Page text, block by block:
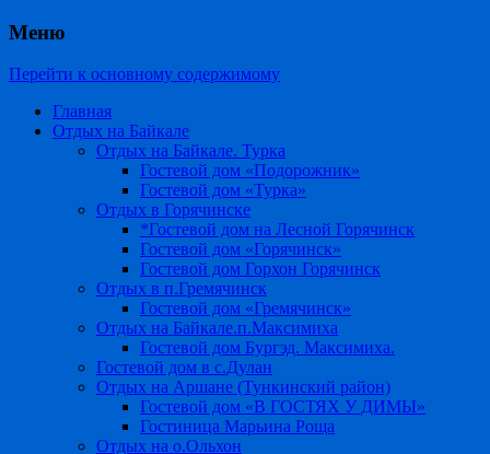
Меню
Перейти к основному содержимому
Главная
Отдых на Байкале
Отдых на Байкале. Турка
Гостевой дом «Подорожник»
Гостевой дом «Турка»
Отдых в Горячинске
*Гостевой дом на Лесной Горячинск
Гостевой дом «Горячинск»
Гостевой дом Горхон Горячинск
Отдых в п.Гремячинск
Гостевой дом «Гремячинск»
Отдых на Байкале.п.Максимиха
Гостевой дом Бургэд. Максимиха.
Гостевой дом в с.Дулан
Отдых на Аршане (Тункинский район)
Гостевой дом «В ГОСТЯХ У ДИМЫ»
Гостиница Марьина Роща
Отдых на о.Ольхон